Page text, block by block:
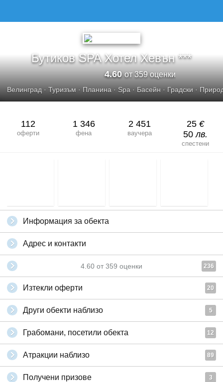
Бутиков SPA Хотел Хевън ***
4.60от 359 оценки
Велинград · Туризъм · Планина · Spa · Басейн · Градски ·
112
оферти
1 346
фена
2 451
ваучера
25 €
50лв.
спестени
Информация за обекта
Адрес и контакти
4.60 от 359 оценки 236
Изтекли оферти 20
Други обекти наблизо 5
Грабомани, посетили обекта 12
Атракции наблизо 89
Получени призове 3